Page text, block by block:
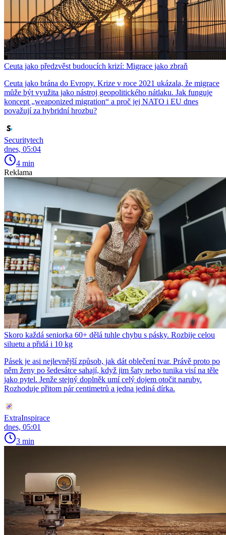
Ceuta jako předzvěst budoucích krizí: Migrace jako zbraň
Ceuta jako brána do Evropy. Krize v roce 2021 ukázala, že migrace
může být využita jako nástroj geopolitického nátlaku. Jak funguje
koncept „weaponized migration“ a proč jej NATO i EU dnes
považují za hybridní hrozbu?
Securitytech
dnes, 05:04
4 min
Reklama
Skoro každá seniorka 60+ dělá tuhle chybu s pásky. Rozbije celou
siluetu a přidá i 10 kg
Pásek je asi nejlevnější způsob, jak dát oblečení tvar. Právě proto po
něm ženy po šedesátce sahají, když jim šaty nebo tunika visí na těle
jako pytel. Jenže stejný doplněk umí celý dojem otočit naruby.
Rozhoduje přitom pár centimetrů a jedna jediná dírka.
ExtraInspirace
dnes, 05:01
3 min